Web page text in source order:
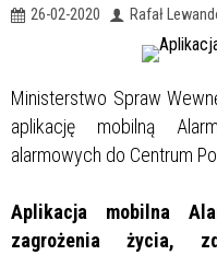
26-02-2020 Rafał
Ministerstwo Spraw
aplikację mobilną
alarmowych do Centrum
Aplikacja mobilna
zagrożenia życia,